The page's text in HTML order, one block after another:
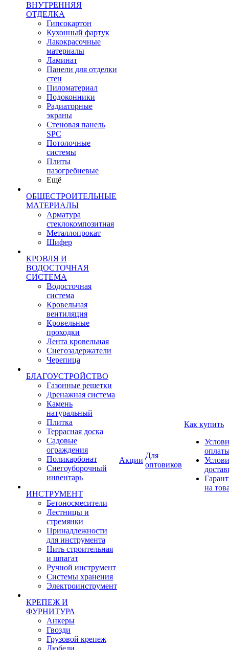
ВНУТРЕННЯЯ
ОТДЕЛКА
Гипсокартон
Кухонный фартук
Лакокрасочные
материалы
Ламинат
Панели для отделки
стен
Пиломатериал
Подоконники
Радиаторные
экраны
Стеновая панель
SPC
Потолочные
системы
Плиты
пазогребневые
Ещё
ОБЩЕСТРОИТЕЛЬНЫЕ
МАТЕРИАЛЫ
Арматура
стеклокомпозитная
Металлопрокат
Шифер
КРОВЛЯ И
ВОДОСТОЧНАЯ
СИСТЕМА
Водосточная
система
Кровельная
вентиляция
Кровельные
проходки
Лента кровельная
Снегозадержатели
Черепица
БЛАГОУСТРОЙСТВО
Газонные решетки
Дренажная система
Камень
натуральный
Плитка
Террасная доска
Садовые
ограждения
Поликарбонат
Снегоуборочный
инвентарь
ИНСТРУМЕНТ
Бетоносмесители
Лестницы и
стремянки
Принадлежности
для инструмента
Нить строительная
и шпагат
Ручной инструмент
Системы хранения
Электроинструмент
КРЕПЕЖ И
ФУРНИТУРА
Анкеры
Гвозди
Грузовой крепеж
Дюбели
Акции
Для
оптовиков
Как купить
на